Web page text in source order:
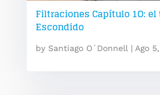
Filtraciones Capítulo 1O: el
Escondido
by Santiago O´Donnell| Ago